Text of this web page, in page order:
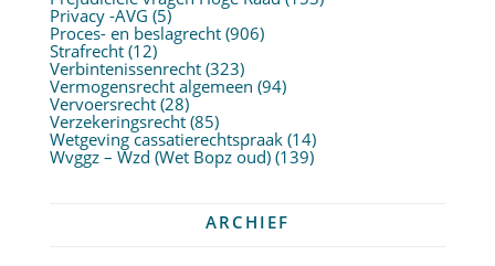
Privacy -AVG (5)
Proces- en beslagrecht(906)
Strafrecht(12)
Verbintenissenrecht(323)
Vermogensrecht algemeen (94)
Vervoersrecht(28)
Verzekeringsrecht(85)
Wetgeving cassatierechtspraak(14)
Wvggz – Wzd (Wet Bopz oud)(139)
ARCHIEF